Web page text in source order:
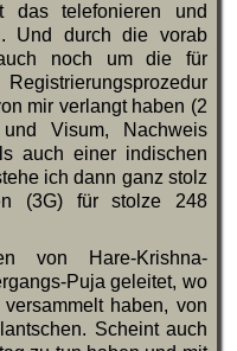
das telefonieren und
Und durch die vorab
noch um die für
mir verlangt haben (2
Visum, Nachweis
auch einer indischen
ich dann ganz stolz
(3G) für stolze 248
von Hare-Krishna-
Puja geleitet, wo
haben, von
Scheint auch